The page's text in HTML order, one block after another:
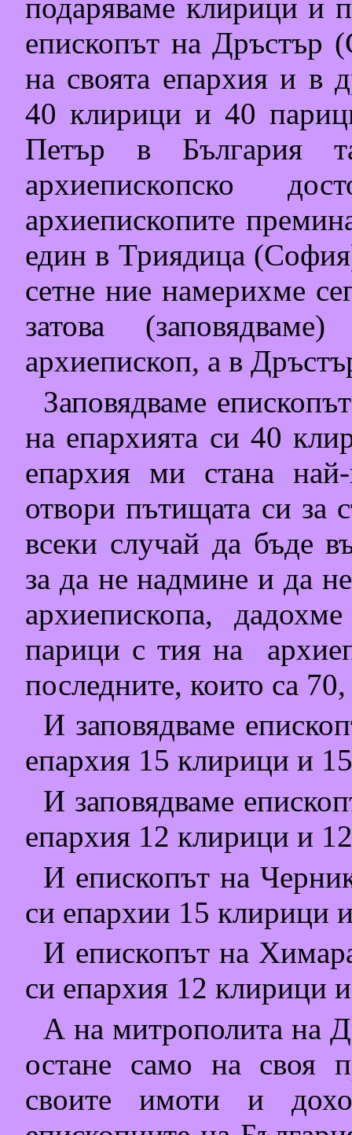
подаряваме клирици и
епископът на Дръстър
на своята епархия и в
40 клирици и 40
Петър в България
архиепископско
архиепископите
един в Триядица
сетне ние намерихме
затова
архиепископ, а в
Заповядваме
на епархията си 40
епархия ми стана
отвори пътищата си за
всеки случай да бъде
за да не надмине и да
архиепископа,
парици с тия на
последните, които са
И заповядваме
епархия 15 клирици и
И заповядваме
епархия 12 клирици и
И епископът на
си епархии 15 клирици
И епископът на
си епархия 12 клирици
А на митрополита на
остане само на своя
своите имоти и